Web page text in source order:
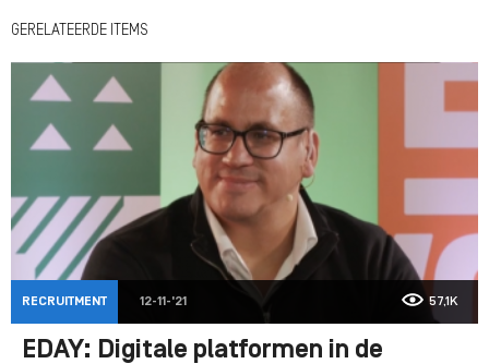
GERELATEERDE ITEMS
RECRUITMENT 12-11-'21 57,1K
EDAY: Digitale platformen in de